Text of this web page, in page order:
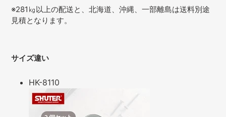
※281㎏以上の配送と、北海道、沖縄、一部離島は送料別途
見積となります。
サイズ違い
HK-8110